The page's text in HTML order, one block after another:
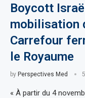
Boycott
mobilisation
Carrefour
le Royaume
by Perspectives Med
« À partir du 4